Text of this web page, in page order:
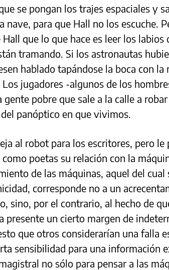
se pongan los trajes espaciales y
nave, para que Hall no los escuche.
que lo que hace es leer los
tramando. Si los astronautas
hablado tapándose la boca con
jugadores -algunos de los
gente pobre que sale a la calle a
panóptico en que vivimos.
al robot para los escritores, pero le
poetas su relación con la
de las máquinas, aquel del cual
corresponde no a un
sino, por el contrario, al hecho de
presente un cierto margen de
que otros considerarían una falla
sensibilidad para una información
no sólo para pensar a las